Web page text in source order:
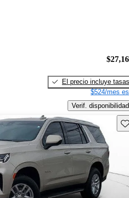
El precio incluye tasas
$524/mes
Verif. disponibilidad